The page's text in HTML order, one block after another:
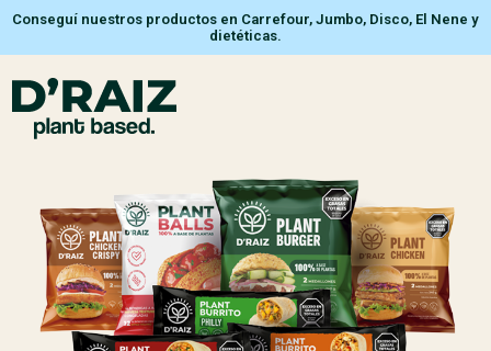
Conseguí nuestros productos en Carrefour, Jumbo, Disco, El Nene y
dietéticas.